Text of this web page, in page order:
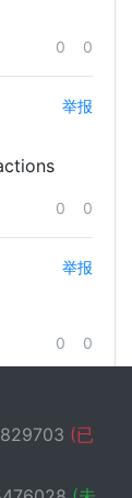
0 0
举报
0 0
举报
0 0
(已